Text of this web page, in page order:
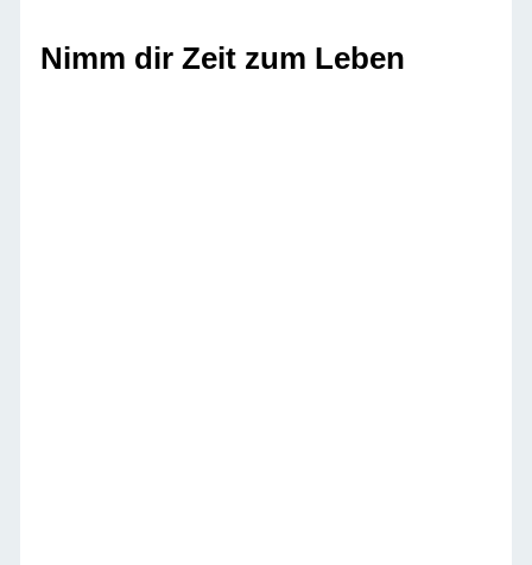
Nimm dir Zeit zum Leben